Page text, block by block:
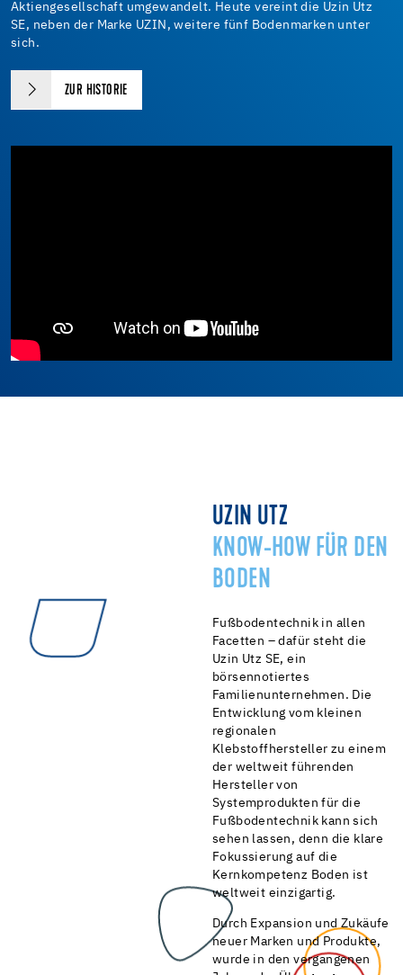
Aktiengesellschaft umgewandelt. Heute vereint die Uzin Utz
SE, neben der Marke UZIN, weitere fünf Bodenmarken unter
sich.
ZUR HISTORIE
UZIN UTZ
KNOW-HOW FÜR DEN
BODEN
Fußbodentechnik in allen
Facetten – dafür steht die
Uzin Utz SE, ein
börsennotiertes
Familienunternehmen. Die
Entwicklung vom kleinen
regionalen
Klebstoffhersteller zu einem
der weltweit führenden
Hersteller von
Systemprodukten für die
Fußbodentechnik kann sich
sehen lassen, denn die klare
Fokussierung auf die
Kernkompetenz Boden ist
weltweit einzigartig.
Durch Expansion und Zukäufe
neuer Marken und Produkte,
wurde in den vergangenen